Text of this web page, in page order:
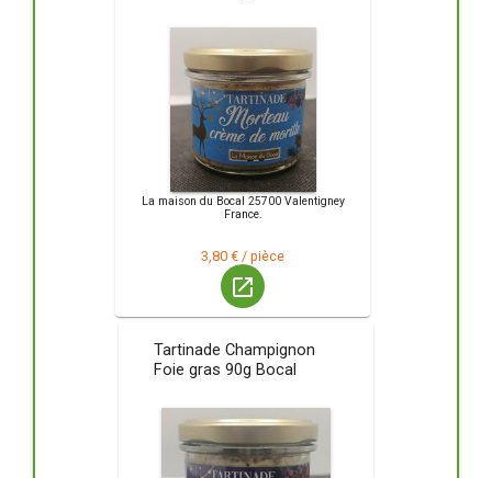
La maison du Bocal 25700 Valentigney
France.
3,80 € / pièce
launch
Tartinade Champignon
Foie gras 90g Bocal